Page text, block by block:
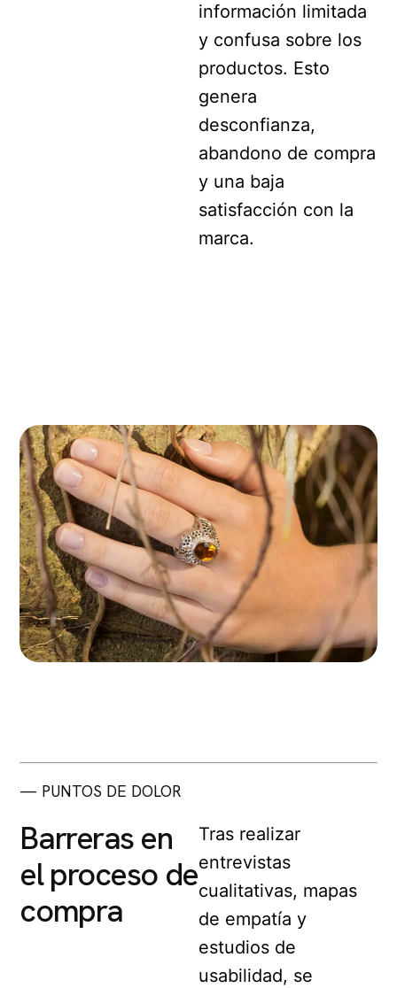
información limitada
y confusa sobre los
productos. Esto
genera
desconfianza,
abandono de compra
y una baja
satisfacción con la
marca.
— PUNTOS DE DOLOR
Barreras en
el proceso de
compra
Tras realizar
entrevistas
cualitativas, mapas
de empatía y
estudios de
usabilidad, se